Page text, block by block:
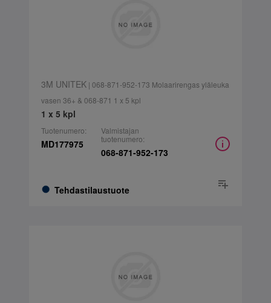
3M UNITEK| 068-871-952-173 Molaarirengas yläleuka
vasen 36+ & 068-871 1 x 5 kpl
1 x 5 kpl
Tuotenumero:
MD177975
Tehdastilaustuote
Valmistajan
tuotenumero:
068-871-952-173